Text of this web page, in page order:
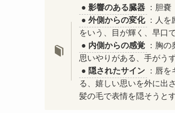
● 影響のある臓器 ：胆嚢
● 外側からの変化 ：人
をいう、目が輝く、早口
● 内側からの感覚 ：胸
思いやりがある、手がう
● 隠されたサイン ：唇
る、嬉しい思いを外に出
髪の毛で表情を隠そうと